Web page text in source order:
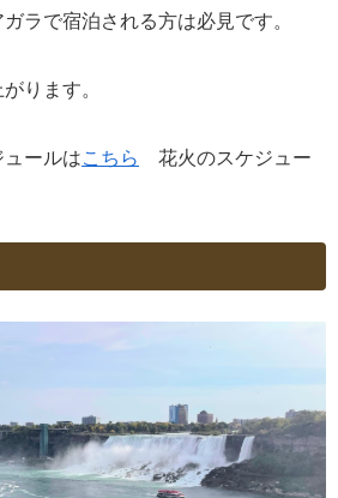
ラで宿泊される方は必見です。
ります。
ールはこちら
花火のスケジュー